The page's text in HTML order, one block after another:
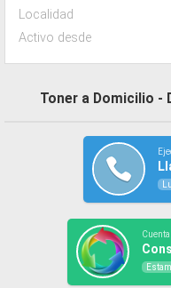
Localidad
Activo desde
Toner a Domicilio -